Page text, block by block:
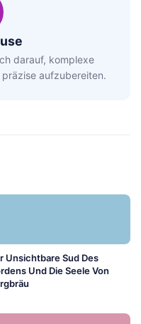
darauf, komplexe
aufzubereiten.
Unsichtbare Sud Des
Und Die Seele Von